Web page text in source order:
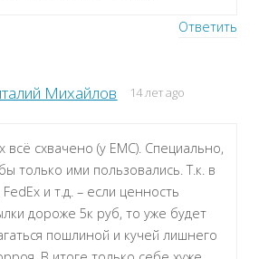
Ответить
Михайлов 14 лет ago
всё схвачено (у ЕМС). Специально,
только ими пользовались. Т.к. в
FedEx и т.д. – если ценность
дороже 5к руб, то уже будет
пошлиной и кучей лишнего